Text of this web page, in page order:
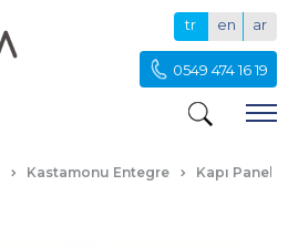
tr en ar
0549 474 16 19
Kastamonu Entegre Kapı Paneli